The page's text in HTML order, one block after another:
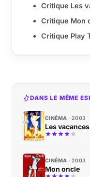
Critique Les
Critique Mon
Critique Play
DANS LE MÊME
CINÉMA 2003
Les
CINÉMA 2003
Mon oncle